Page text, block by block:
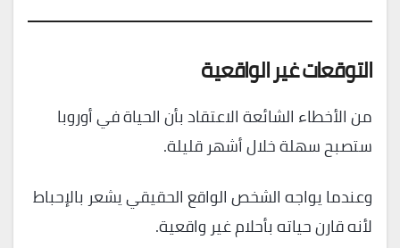
التوقعات غير الواقعية
من الأخطاء الشائعة الاعتقاد بأن الحياة في أوروبا
ستصبح سهلة خلال أشهر قليلة.
وعندما يواجه الشخص الواقع الحقيقي يشعر بالإحباط
لأنه قارن حياته بأحلام غير واقعية.